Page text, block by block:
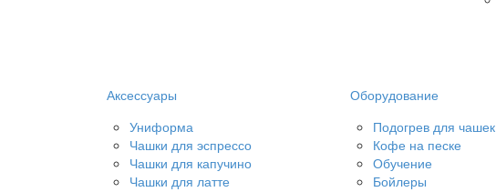
Аксессуары
Униформа
Чашки для эспрессо
Чашки для капучино
Чашки для латте
Оборудование
Подогрев для чашек
Кофе на песке
Обучение
Бойлеры